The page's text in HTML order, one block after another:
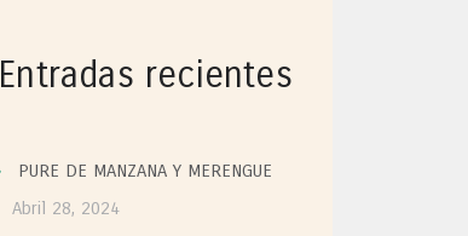
Entradas recientes
PURE DE MANZANA Y MERENGUE
Abril 28, 2024